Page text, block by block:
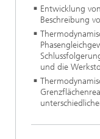
Entwicklung
Beschreibung
und die